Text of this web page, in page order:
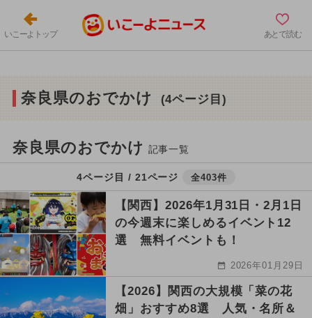
いこーよトップ あとで読む
奈良県のおでかけ (4ページ目)
奈良県のおでかけ 記事一覧
4ページ目 / 21ページ 全403件
【関西】2026年1月31日・2月1日
の今週末に楽しめるイベント12
選 無料イベントも！
2026年01月29日
【2026】関西の大規模「菜の花
畑」おすすめ8選 人気・名所＆